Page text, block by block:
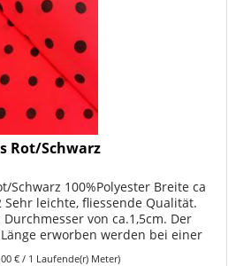
Rot/Schwarz
Schwarz 100%Polyester Breite ca
Sehr leichte, fliessende Qualität.
von ca.1,5cm. Der
erworben werden bei einer
€ / 1 Laufende(r) Meter)